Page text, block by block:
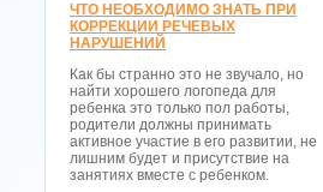
ЧТО НЕОБХОДИМО ЗНАТЬ ПРИ
КОРРЕКЦИИ РЕЧЕВЫХ
НАРУШЕНИЙ
Как бы странно это не звучало, но
найти хорошего логопеда для
ребенка это только пол работы,
родители должны принимать
активное участие в его развитии, не
лишним будет и присутствие на
занятиях вместе с ребенком.